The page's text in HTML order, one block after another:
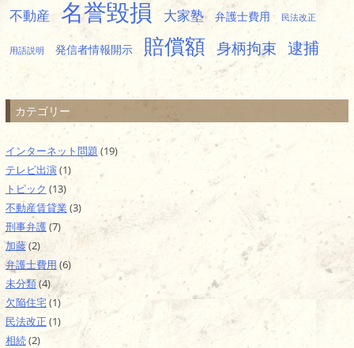
不動産 名誉毀損 大家塾 弁護士費用 民法改正
用語説明 発信者情報開示 賠償額 身柄拘束 逮捕
カテゴリー
インターネット問題 (19)
テレビ出演(1)
トピック (13)
不動産賃貸業 (3)
刑事弁護(7)
加藤(2)
弁護士費用 (6)
未分類(4)
欠陥住宅(1)
民法改正 (1)
相続(2)